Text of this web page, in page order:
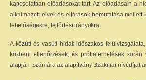
kapcsolatban előadásokat tart. Az előadásain a
alkalmazott elvek és eljárások bemutatása mellett
lehetőségekre, fejlődési irányokra.
A közúti és vasúti hidak időszakos
közbeni ellenőrzések, és próbaterhelések során
alapján ,számára az alapítvány Szakmai nívódíjat